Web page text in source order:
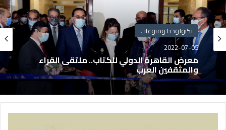
تكنولوجيا ومنوعات
2022-07-05
معرض القاهرة الدولي للكتاب.. ملتقى القراء
والمثقفين العرب